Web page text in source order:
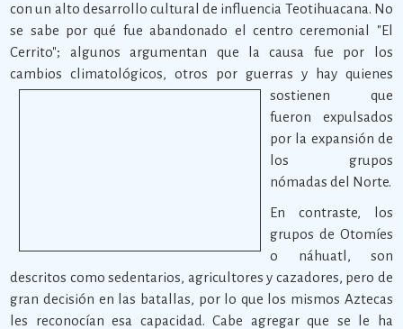
con un alto desarrollo cultural de influencia Teotihuacana. No
se sabe por qué fue abandonado el centro ceremonial "El
Cerrito"; algunos argumentan que la causa fue por los
cambios climatológicos,otros por guerras y hay quienes
sostienen que
fueron expulsados
por la expansión de
los grupos
nómadas del Norte.
En contraste, los
grupos de Otomíes
o náhuatl, son
descritos como sedentarios, agricultores y cazadores, pero de
gran decisión en las batallas, por lo que los mismos Aztecas
les reconocían esa capacidad. Cabe agregar que se le ha